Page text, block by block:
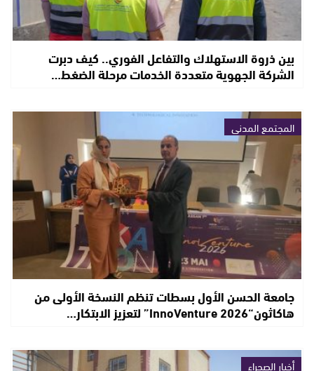
بين ذروة الاستهلاك والتفاعل الفوري.. كيف دبرت
الشركة الجهوية متعددة الخدمات مرحلة الضغط…
المجتمع المدني
جامعة الحسن الأول بسطات تنظم النسخة الأولى من
هاكاثون“InnoVenture 2026” لتعزيز الابتكار…
أخبار الصحراء